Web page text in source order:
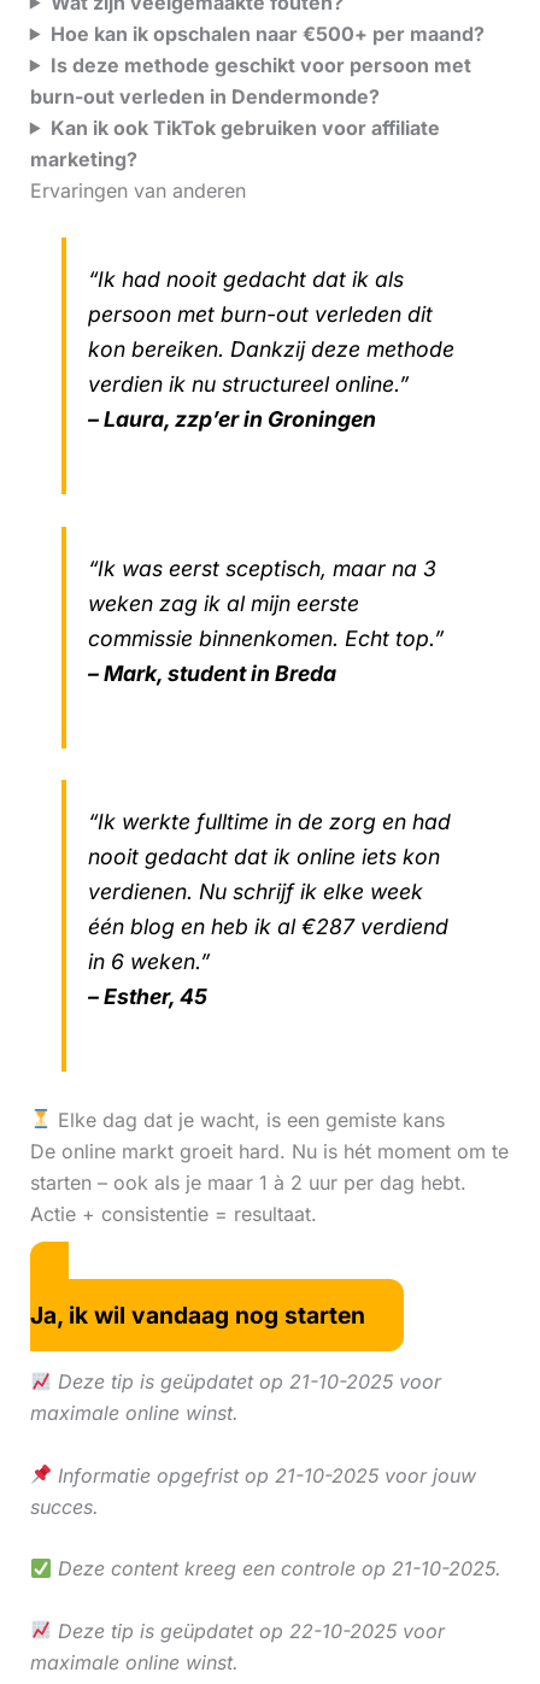
Hoe kan ik opschalen naar €500+ per maand?
Is deze methode geschikt voor persoon met
burn-out verleden in Dendermonde?
Kan ik ook TikTok gebruiken voor affiliate
marketing?
Ervaringen van anderen
“Ik had nooit gedacht dat ik als
persoon met burn-out verleden dit
kon bereiken. Dankzij deze methode
verdien ik nu structureel online.”
– Laura, zzp’er in Groningen
“Ik was eerst sceptisch, maar na 3
weken zag ik al mijn eerste
commissie binnenkomen. Echt top.”
– Mark, student in Breda
“Ik werkte fulltime in de zorg en had
nooit gedacht dat ik online iets kon
verdienen. Nu schrijf ik elke week
één blog en heb ik al €287 verdiend
in 6 weken.”
– Esther, 45
Elke dag dat je wacht, is een gemiste kans
De online markt groeit hard. Nu is hét moment om te
starten – ook als je maar 1 à 2 uur per dag hebt.
Actie + consistentie = resultaat.
Ja, ik wil vandaag nog starten
Deze tip is geüpdatet op 21-10-2025 voor
maximale online winst.
Informatie opgefrist op 21-10-2025 voor jouw
succes.
Deze content kreeg een controle op 21-10-2025.
Deze tip is geüpdatet op 22-10-2025 voor
maximale online winst.